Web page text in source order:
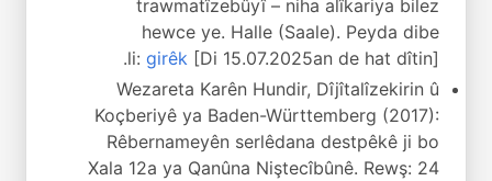
trawmatîzebûyî – niha alîkariya bilez
hewce ye. Halle (Saale). Peyda dibe
li: girêk [Di 15.07.2025an de hat dîtin].
Wezareta Karên Hundir, Dîjîtalîzekirin û
Koçberiyê ya Baden-Württemberg (2017):
Rêbernameyên serlêdana destpêkê ji bo
Xala 12a ya Qanûna Niştecîbûnê. Rewş: 24